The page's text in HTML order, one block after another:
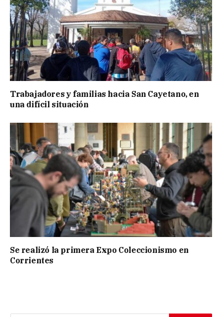
Trabajadores y familias hacia San Cayetano, en
una difícil situación
Se realizó la primera Expo Coleccionismo en
Corrientes